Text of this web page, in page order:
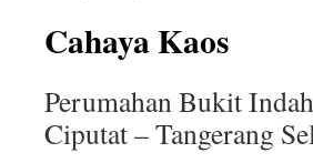
Cahaya Kaos
Perumahan Bukit
Ciputat – Tangerang